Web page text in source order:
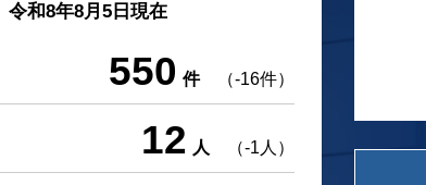
令和8年8月5日現在
550 件 （-16件）
12 人 （-1人）